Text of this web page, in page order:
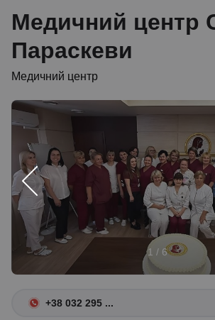
Медичний центр
Параскеви
Медичний центр
1 / 6
+38 032 295 ...